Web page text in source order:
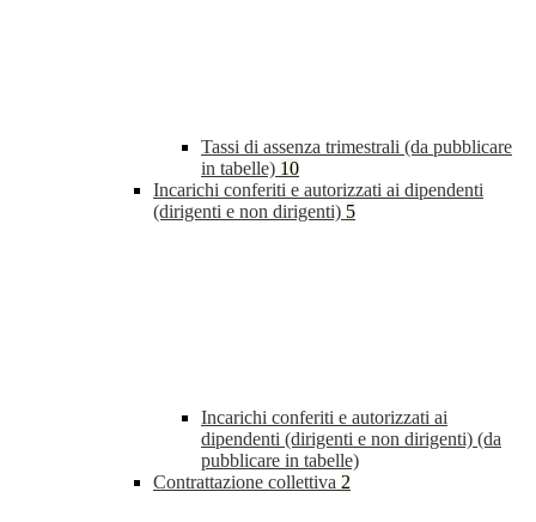
Tassi di assenza trimestrali (da pubblicare
in tabelle) 10
Incarichi conferiti e autorizzati ai dipendenti
(dirigenti e non dirigenti) 5
Incarichi conferiti e autorizzati ai
dipendenti (dirigenti e non dirigenti) (da
pubblicare in tabelle)
Contrattazione collettiva 2